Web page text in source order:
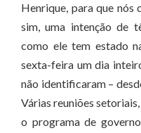
Henrique, para que nós
sim, uma intenção de
como ele tem estado
sexta-feira um dia
não identificaram –
Várias reuniões
o programa de